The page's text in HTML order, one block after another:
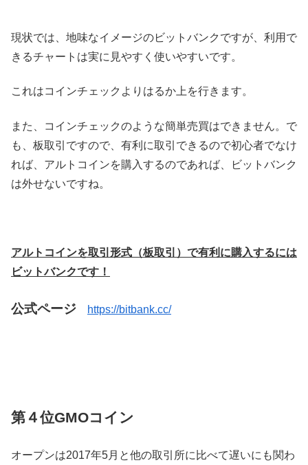
現状では、地味なイメージのビットバンクですが、利用で
きるチャートは実に見やすく使いやすいです。
これはコインチェックよりはるか上を行きます。
また、コインチェックのような簡単売買はできません。で
も、板取引ですので、有利に取引できるので初心者でなけ
れば、アルトコインを購入するのであれば、ビットバンク
は外せないですね。
アルトコインを取引形式（板取引）で有利に購入するには
ビットバンクです！
公式ページ https://bitbank.cc/
第４位GMOコイン
オープンは2017年5月と他の取引所に比べて遅いにも関わ